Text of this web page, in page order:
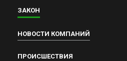
ЗАКОН
НОВОСТИ КОМПАНИЙ
ПРОИСШЕСТВИЯ